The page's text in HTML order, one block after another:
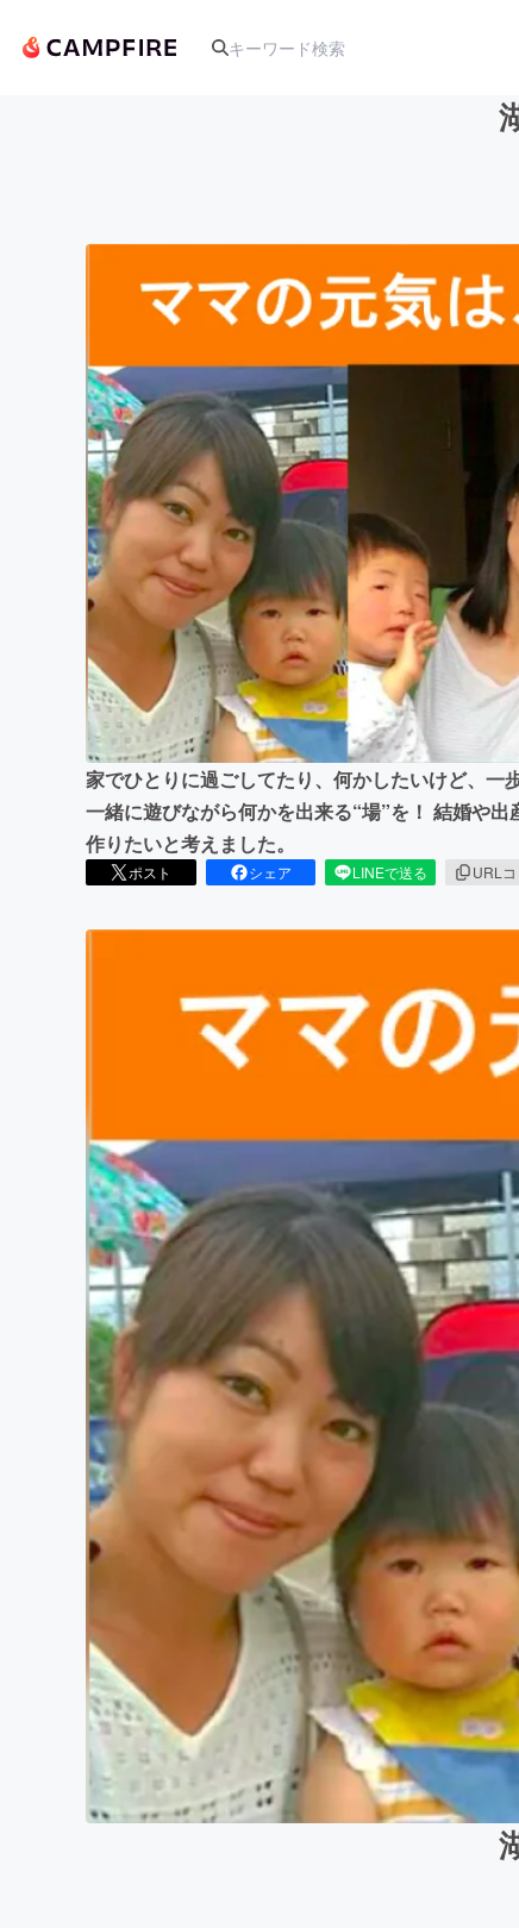
アート・写真
テクノロジー・ガジェット
映像・映画
ビジネス・起業
まちづくり・地域活性化
家でひとりに過ごしてたり、何かしたいけど、一
一緒に遊びながら何かを出来る“場”を！ 結婚や
作りたいと考えました。
ポスト シェア LINEで送る URL